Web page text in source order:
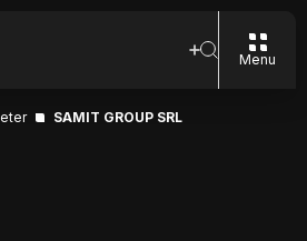
Menu
SAMIT GROUP SRL